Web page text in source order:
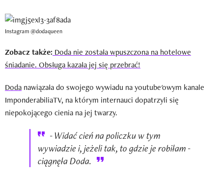
Instagram @dodaqueen
Zobacz także: Doda nie została wpuszczona na hotelowe
śniadanie. Obsługa kazała jej się przebrać!
Doda nawiązała do swojego wywiadu na youtube'owym kanale
ImponderabiliaTV, na którym internauci dopatrzyli się
niepokojącego cienia na jej twarzy.
- Widać cień na policzku w tym
wywiadzie i, jeżeli tak, to gdzie je robiłam -
ciągnęła Doda.